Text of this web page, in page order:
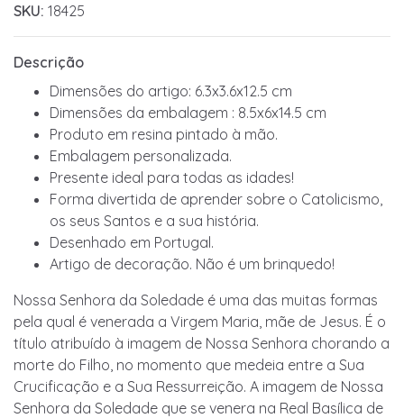
SKU: 18425
Descrição
Dimensões do artigo: 6.3x3.6x12.5 cm
Dimensões da embalagem : 8.5x6x14.5 cm
Produto em resina pintado à mão.
Embalagem personalizada.
Presente ideal para todas as idades!
Forma divertida de aprender sobre o Catolicismo,
os seus Santos e a sua história.
Desenhado em Portugal.
Artigo de decoração. Não é um brinquedo!
Nossa Senhora da Soledade é uma das muitas formas
pela qual é venerada a Virgem Maria, mãe de Jesus. É o
título atribuído à imagem de Nossa Senhora chorando a
morte do Filho, no momento que medeia entre a Sua
Crucificação e a Sua Ressurreição. A imagem de Nossa
Senhora da Soledade que se venera na Real Basílica de